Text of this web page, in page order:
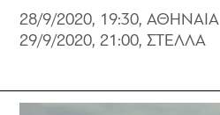
28/9/2020, 19:30, ΑΘΗΝΑΙΑ
29/9/2020, 21:00, ΣΤΕΛΛΑ